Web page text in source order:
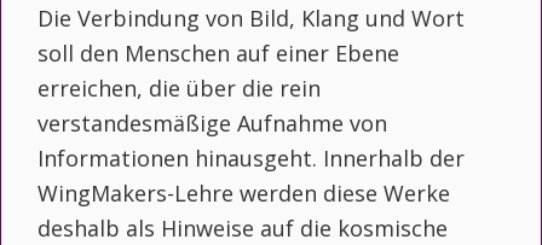
Die Verbindung von Bild, Klang und Wort
soll den Menschen auf einer Ebene
erreichen, die über die rein
verstandesmäßige Aufnahme von
Informationen hinausgeht. Innerhalb der
WingMakers-Lehre werden diese Werke
deshalb als Hinweise auf die kosmische